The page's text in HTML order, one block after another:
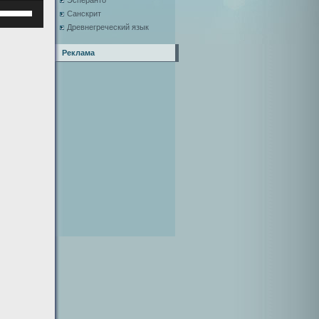
Санскрит
Древнегреческий язык
Реклама